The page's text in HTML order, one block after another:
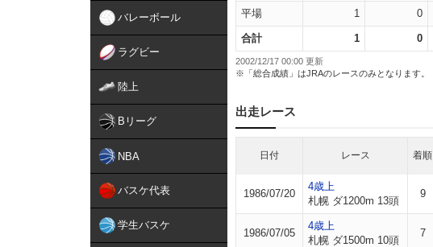
バレーボール
ラグビー
陸上
Bリーグ
NBA
バスケ代表
学生バスケ
平場 1 0
合計 1 0
2002/12/17 00:00 更新
※「総合成績」はJRAのレースのみとなります。
出走レース
日付 レース 着順
1986/07/20
4歳上
札幌 ダ1200m 13頭
9
1986/07/05
4歳上
札幌 ダ1500m 10頭
7